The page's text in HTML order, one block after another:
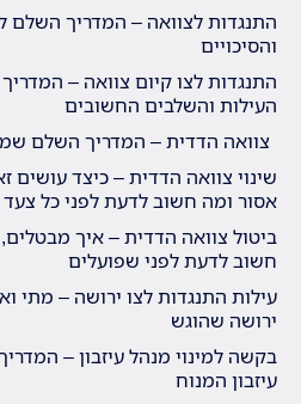
התנגדות לצוואה – המדריך השלם
והסיכויים
התנגדות לצו קיום צוואה –
העילות והשלבים החשובים
צוואה הדדית – המדריך השלם
שינוי צוואה הדדית – כיצד עושים
אסור ומה חשוב לדעת לפני כל צעד
ביטול צוואה הדדית – איך
חשוב לדעת לפני שפועלים
עילות התנגדות לצו ירושה – מתי
ירושה שהוגש
בקשה למינוי מנהל עיזבון –
עיזבון המנוח